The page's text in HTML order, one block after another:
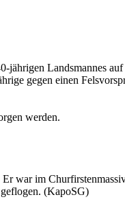
Landsmannes
gegen einen
werden.
war im
(KapoSG)